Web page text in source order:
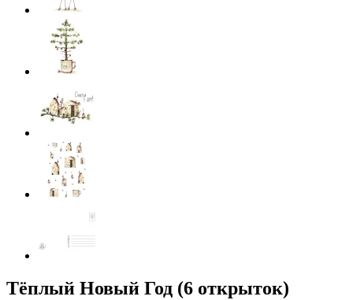
Тёплый Новый Год (6 открыток)